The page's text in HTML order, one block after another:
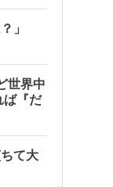
？」
世界中
ば『だ
て大